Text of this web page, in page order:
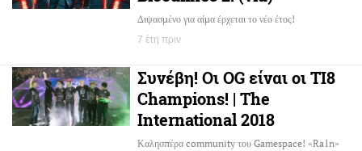
Διψασμένο για αίμα έρχεται το νέο έτος!
7 έτη πριν
Συνέβη! Οι OG είναι οι TI8
Champions! | The
International 2018
Καλησπέρα community του Gamespace! «Ra1n»